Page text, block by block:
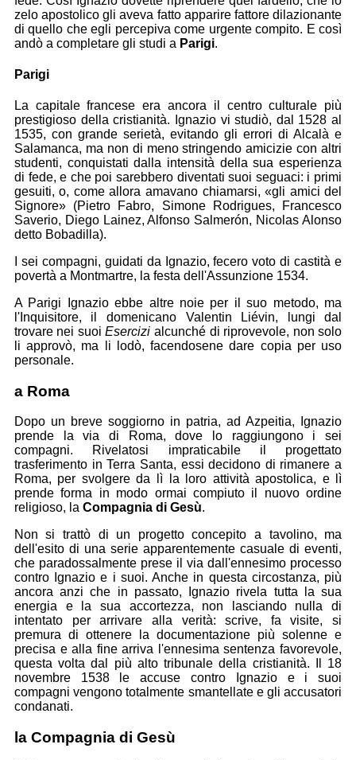
zelo apostolico gli aveva fatto apparire fattore dilazionante
di quello che egli percepiva come urgente compito. E così
andò a completare gli studi a Parigi.
Parigi
La capitale francese era ancora il centro culturale più
prestigioso della cristianità. Ignazio vi studiò, dal 1528 al
1535, con grande serietà, evitando gli errori di Alcalà e
Salamanca, ma non di meno stringendo amicizie con altri
studenti, conquistati dalla intensità della sua esperienza
di fede, e che poi sarebbero diventati suoi seguaci: i primi
gesuiti, o, come allora amavano chiamarsi, «gli amici del
Signore» (Pietro Fabro, Simone Rodrigues, Francesco
Saverio, Diego Lainez, Alfonso Salmerón, Nicolas Alonso
detto Bobadilla).
I sei compagni, guidati da Ignazio, fecero voto di castità e
povertà a Montmartre, la festa dell'Assunzione 1534.
A Parigi Ignazio ebbe altre noie per il suo metodo, ma
l'Inquisitore, il domenicano Valentin Liévin, lungi dal
trovare nei suoiEsercizi alcunché di riprovevole, non solo
li approvò, ma li lodò, facendosene dare copia per uso
personale.
a Roma
Dopo un breve soggiorno in patria, ad Azpeitia, Ignazio
prende la via di Roma, dove lo raggiungono i sei
compagni. Rivelatosi impraticabile il progettato
trasferimento in Terra Santa, essi decidono di rimanere a
Roma, per svolgere da lì la loro attività apostolica, e lì
prende forma in modo ormai compiuto il nuovo ordine
religioso, la Compagnia di Gesù.
Non si trattò di un progetto concepito a tavolino, ma
dell'esito di una serie apparentemente casuale di eventi,
che paradossalmente prese il via dall'ennesimo processo
contro Ignazio e i suoi. Anche in questa circostanza, più
ancora anzi che in passato, Ignazio rivela tutta la sua
energia e la sua accortezza, non lasciando nulla di
intentato per arrivare alla verità: scrive, fa visite, si
premura di ottenere la documentazione più solenne e
precisa e alla fine arriva l'ennesima sentenza favorevole,
questa volta dal più alto tribunale della cristianità. Il 18
novembre 1538 le accuse contro Ignazio e i suoi
compagni vengono totalmente smantellate e gli accusatori
condanati.
la Compagnia di Gesù